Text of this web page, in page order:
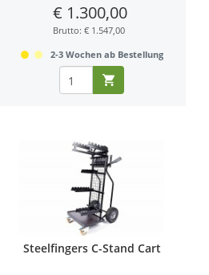
€ 1.300,00
Brutto: € 1.547,00
2-3 Wochen ab Bestellung
Steelfingers C-Stand Cart